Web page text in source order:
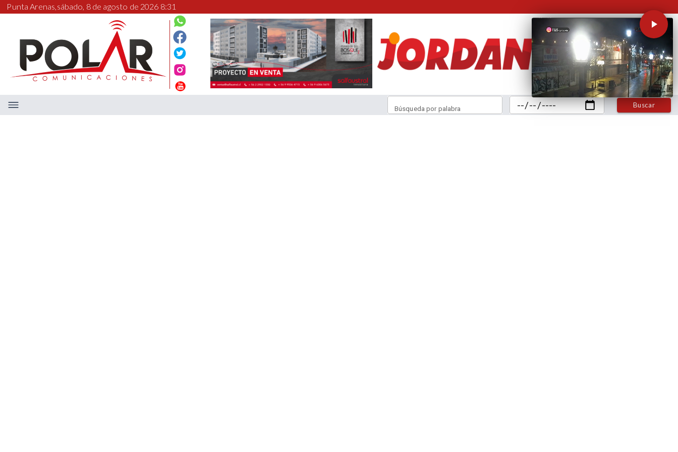
Punta Arenas,sábado, 8 de agosto de 2026 8:31
Buscar
Búsqueda por palabra